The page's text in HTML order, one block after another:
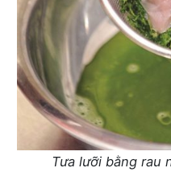
Tưa lưỡi bằng rau